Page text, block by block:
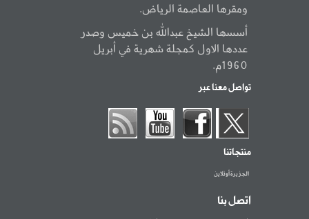
ومقرها العاصمة الرياض.
أسسها الشيخ عبدالله بن خميس وصدر
عددها الاول كمجلة شهرية في أبريل
1960م.
تواصل معنا عبر
منتجاتنا
الجزيرة أونلاين
اتصل بنا